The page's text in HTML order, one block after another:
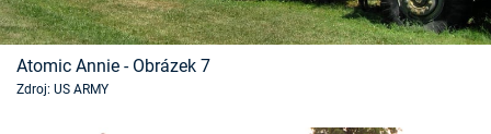
Atomic Annie - Obrázek 7
Zdroj: US ARMY